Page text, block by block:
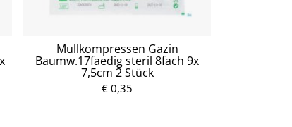
Mullkompressen Gazin
Baumw.17faedig steril 8fach 9x
7,5cm 2 Stück
€ 0,35P